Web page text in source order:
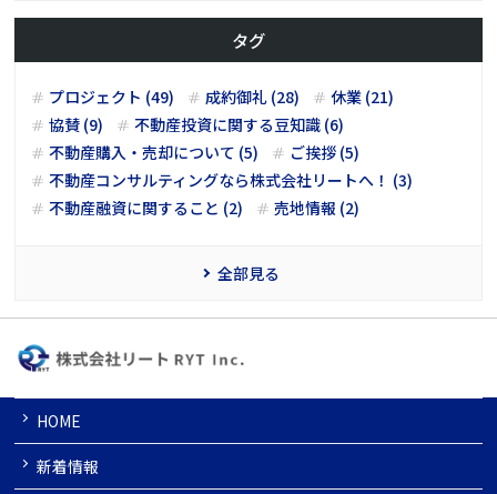
タグ
プロジェクト (49) 成約御礼 (28)
休業 (21)
協賛 (9)
不動産投資に関する豆知識 (6)
不動産購入・売却について (5)
ご挨拶 (5)
不動産コンサルティングなら株式会社リートへ！ (3)
不動産融資に関すること (2)
売地情報 (2)
全部見る
HOME
新着情報